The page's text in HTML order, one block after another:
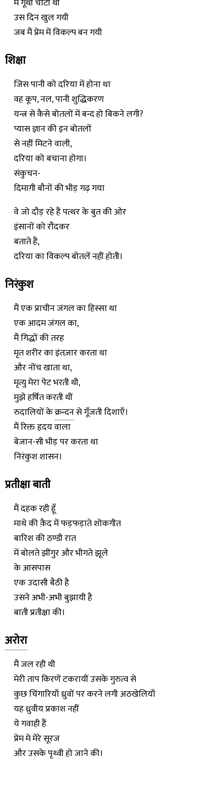
मैं गूँथी चोटी थी
उस दिन खुल गयी
जब मैं प्रेम में विकल्प बन गयी
शिक्षा
जिस पानी को दरिया में होना था
वह कूप, नल, पानी शुद्धिकरण
यन्त्र से कैसे बोतलों में बन्द हो बिकने लगी?
प्यास ज्ञान की इन बोतलों
से नहीं मिटने वाली,
दरिया को बचाना होगा।
संकुचन-
दिमाग़ी बौनों की भीड़ गढ़ गया
वे जो दौड़ रहे हैं पत्थर के बुत की ओर
इंसानों को रौंदकर
बताते हैं,
दरिया का विकल्प बोतलें नहीं होती।
निरंकुश
मैं एक प्राचीन जंगल का हिस्सा था
एक आदम जंगल का,
मैं गिद्धों की तरह
मृत शरीर का इंतज़ार करता था
और नोंच खाता था,
मृत्यु मेरा पेट भरती थी,
मुझे हर्षित करती थीं
रुदालियों केक्रन्दनसे गूँजती दिशाएँ।
मैं रिक्त हृदय वाला
बेजान-सी भीड़ पर करता था
निरंकुश शासन।
प्रतीक्षा बाती
मैं दहक रही हूँ
माथे की क़ैद में फड़फड़ाते शोकगीत
बारिश की ठण्डी रात
में बोलते झींगुर और भीगते झूले
के आसपास
एक उदासी बैठी है
उसने अभी-अभी बुझायी है
बाती प्रतीक्षा की।
अरोरा
मैं जल रही थी
मेरी ताप किरणें टकरायीं उसके गुरुत्व से
कुछ चिंगारियाँ ध्रुवों पर करने लगी अठखेलियाँ
यह ध्रुवीय प्रकाश नहीं
ये गवाही हैं
प्रेम मे मेरे सूरज
और उसके पृथ्वी हो जाने की।